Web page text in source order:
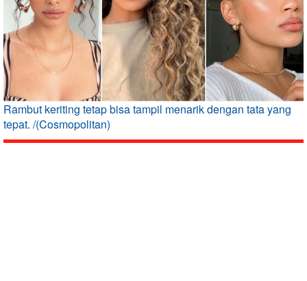
Rambut keriting tetap bisa tampil menarik dengan tata yang
tepat. /(Cosmopolitan)